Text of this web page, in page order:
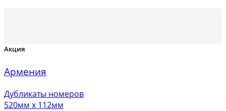
Акция
Армения
Дубликаты номеров
520мм х 112мм